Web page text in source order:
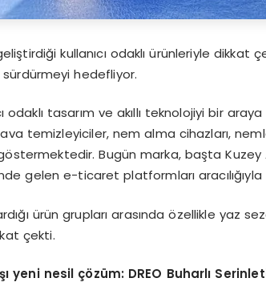
kullanıcı odaklı ürünleriyle dikkat
hedefliyor.
odaklı tasarım ve akıllı teknolojiyi bir
temizleyiciler, nem alma cihazları,
Bugün marka, başta Kuzey
gelen e-ticaret platformları
ürün grupları arasında özellikle yaz
çekti.
yeni nesil çözüm: DREO Buharlı